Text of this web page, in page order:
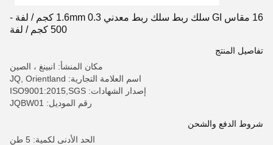
16 مقاس GI سلك ربط سلك ربط معدني 1.6mm 0.3 كجم / لفة -
500 كجم / لفة
تفاصيل المنتج
مكان المنشأ: انبينغ ، الصين
اسم العلامة التجارية: JQ, Orientland
إصدار الشهادات: ISO9001:2015,SGS
رقم الموديل: JQBW01
شروط الدفع والشحن
الحد الأدنى لكمية: 5 طن